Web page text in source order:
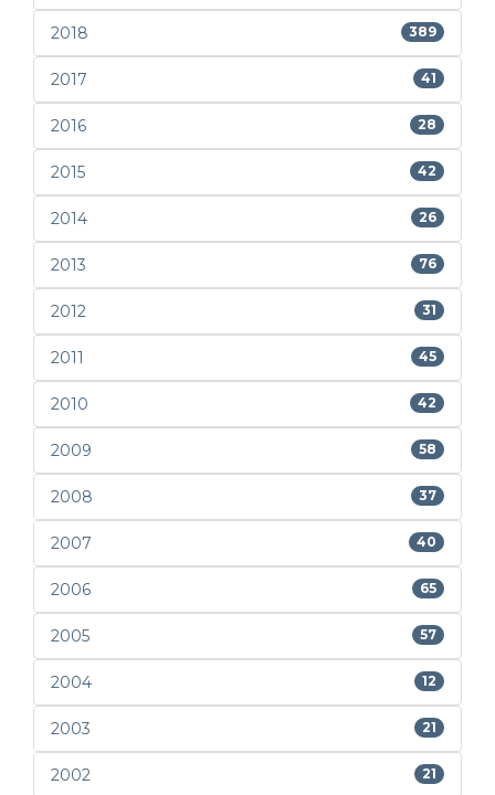
2018 389
2017 41
2016 28
2015 42
2014 26
2013 76
2012 31
2011 45
2010 42
2009 58
2008 37
2007 40
2006 65
2005 57
2004 12
2003 21
2002 21